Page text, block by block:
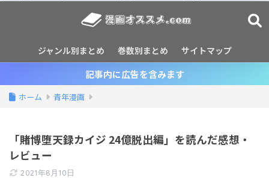
ジャンル別まとめ 巻数別まとめ サイトマップ
記事内に広告を含みます
ホーム 青年漫画
「賭博堕天録カイジ 24億脱出編」を読んだ感想・
レビュー
2021年8月10日